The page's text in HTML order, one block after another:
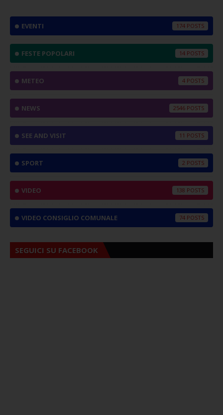
EVENTI 174
FESTE POPOLARI 14
METEO 4
NEWS 2546
SEE AND VISIT 11
SPORT 2
VIDEO 138
VIDEO CONSIGLIO COMUNALE 74
SEGUICI SU FACEBOOK